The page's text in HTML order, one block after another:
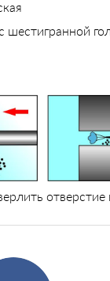
шестигранной